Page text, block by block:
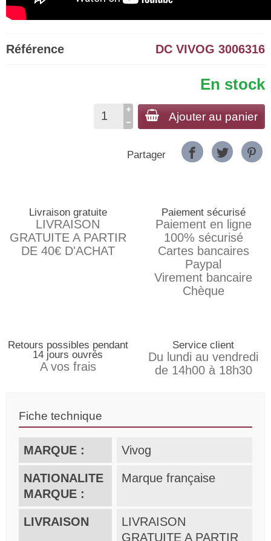
Référence DC VIVOG 3006316
En stock
Ajouter au panier
Partager
Livraison gratuite
LIVRAISON
GRATUITE A PARTIR
DE 40€ D'ACHAT
Paiement sécurisé
Paiement en ligne
100% sécurisé
Cartes bancaires
Paypal
Virement bancaire
Chèque
Retours possibles pendant
14 jours ouvrés
A vos frais
Service client
Du lundi au vendredi
de 14h00 à 18h30
Fiche technique
MARQUE : Vivog
NATIONALITE
MARQUE :
Marque française
LIVRAISON
LIVRAISON
GRATUITE A PARTIR